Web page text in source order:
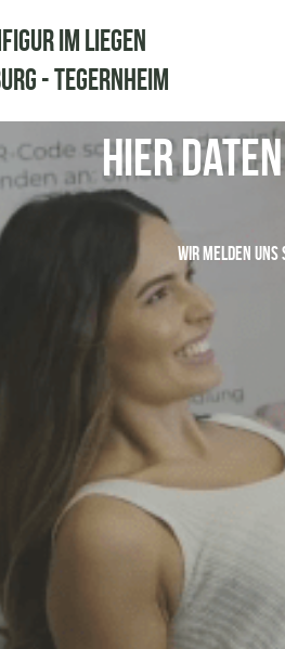
im Liegen
- Tegernheim
hier
Wir melden